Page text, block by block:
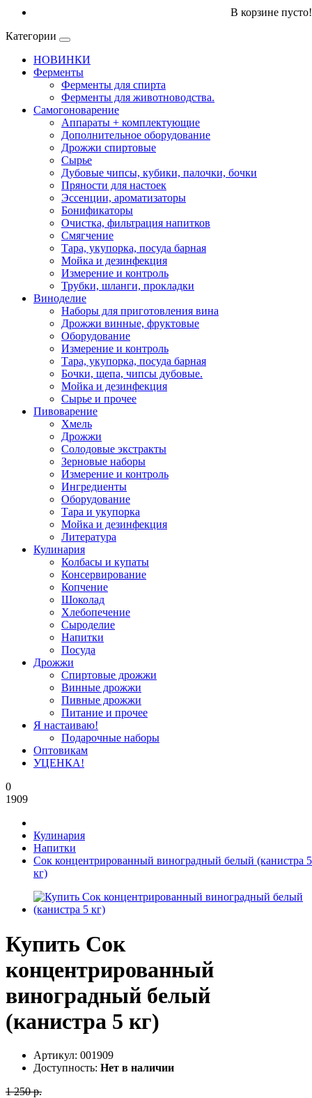
В корзине пусто!
Категории
НОВИНКИ
Ферменты
Ферменты для спирта
Ферменты для животноводства.
Самогоноварение
Аппараты + комплектующие
Дополнительное оборудование
Дрожжи спиртовые
Сырье
Дубовые чипсы, кубики, палочки, бочки
Пряности для настоек
Эссенции, ароматизаторы
Бонификаторы
Очистка, фильтрация напитков
Смягчение
Тара, укупорка, посуда барная
Мойка и дезинфекция
Измерение и контроль
Трубки, шланги, прокладки
Виноделие
Наборы для приготовления вина
Дрожжи винные, фруктовые
Оборудование
Измерение и контроль
Тара, укупорка, посуда барная
Бочки, щепа, чипсы дубовые.
Мойка и дезинфекция
Сырье и прочее
Пивоварение
Хмель
Дрожжи
Солодовые экстракты
Зерновые наборы
Измерение и контроль
Ингредиенты
Оборудование
Тара и укупорка
Мойка и дезинфекция
Литература
Кулинария
Колбасы и купаты
Консервирование
Копчение
Шоколад
Хлебопечение
Сыроделие
Напитки
Посуда
Дрожжи
Спиртовые дрожжи
Винные дрожжи
Пивные дрожжи
Питание и прочее
Я настаиваю!
Подарочные наборы
Оптовикам
УЦЕНКА!
0
1909
Кулинария
Напитки
Сок концентрированный виноградный белый (канистра 5
кг)
Купить Сок
концентрированный
виноградный белый
(канистра 5 кг)
Артикул: 001909
Доступность: Нет в наличии
1 250 р.